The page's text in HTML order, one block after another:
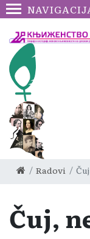
Radovi
Čuj,